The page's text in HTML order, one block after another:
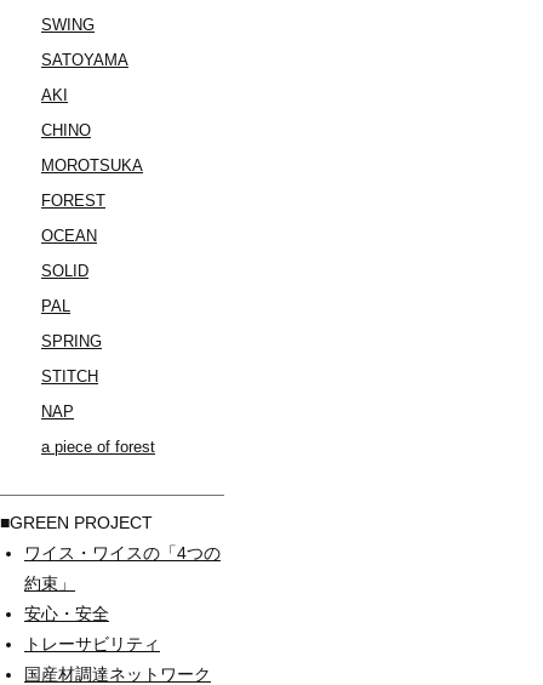
SWING
SATOYAMA
AKI
CHINO
MOROTSUKA
FOREST
OCEAN
SOLID
PAL
SPRING
STITCH
NAP
a piece of forest
■GREEN PROJECT
ワイス・ワイスの「4つの
約束」
安心・安全
トレーサビリティ
国産材調達ネットワーク